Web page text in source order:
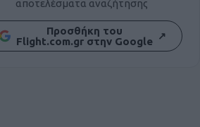
αποτελέσματα αναζήτησης
Προσθήκη του
Flight.com.gr στην Google ↗